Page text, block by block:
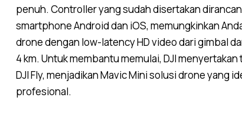
penuh. Controller yang sudah disertakan
smartphone Android dan iOS, memungkinkan
drone dengan low-latency HD video dari gimbal
4 km. Untuk membantu memulai, DJI
DJI Fly, menjadikan Mavic Mini solusi drone yang
profesional.